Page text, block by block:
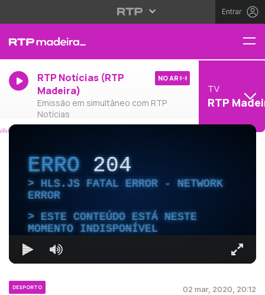
Entrar
RTP Notícias (RTP
Madeira)
Emissão em simultâneo com RTP
Notícias
NO AR
TV
RTP
ERRO204
HLS.JS FATAL ERROR - NETWORK
ERROR
ESTE CONTEÚDO ESTÁ NESTE
MOMENTO INDISPONÍVEL
DESPORTO 02 mar, 2020, 20:12